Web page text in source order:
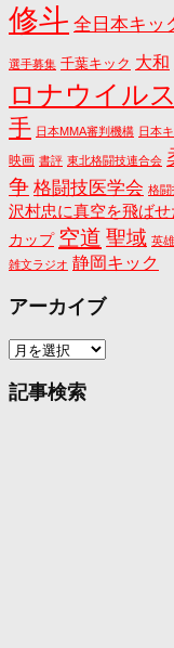
修斗 全日本キッ
選手募集 千葉キック 大和
ロナウイルス
手 日本MMA審判機構 日本
映画 書評 東北格闘技連合会
争 格闘技医学会 格闘
沢村忠に真空を飛ばせ
カップ 空道 聖域 英
雑文ラジオ 静岡キック
アーカイブ
ア
カ
記事検索